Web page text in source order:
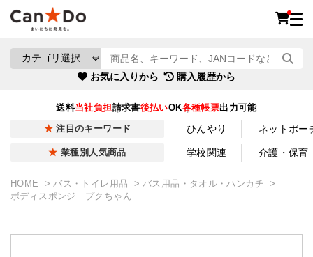
お気に入りから 購入履歴から
送料当社負担請求書後払いOK各種帳票出力可能
注目のキーワード ひんやり ネットポー
業種別人気商品 学校関連 介護・保育
HOME バス・トイレ用品
バス用品・タオル・ハンカチ
ボディスポンジ プクちゃん